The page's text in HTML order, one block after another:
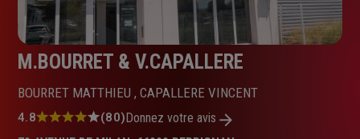
M.BOURRET & V.CAPALLERE
BOURRET MATTHIEU , CAPALLERE VINCENT
Note
4.8 (80)Donnez votre avis